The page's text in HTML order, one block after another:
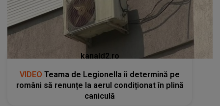
kanald2.ro
VIDEO Teama de Legionella îi determină pe
români să renunțe la aerul condiționat în plină
caniculă